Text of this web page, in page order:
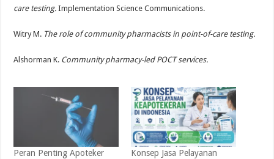
care testing. Implementation Science Communications.
Witry M. The role of community pharmacists in point-of-care testing.
Alshorman K. Community pharmacy-led POCT services.
Peran Penting Apoteker
Konsep Jasa Pelayanan